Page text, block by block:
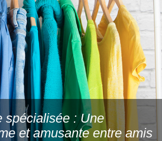
spécialisée : Une
et amusante entre amis